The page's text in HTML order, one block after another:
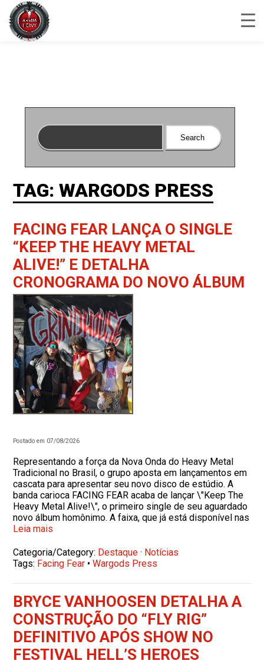
TAG: WARGODS PRESS
FACING FEAR LANÇA O SINGLE
“KEEP THE HEAVY METAL
ALIVE!” E DETALHA
CRONOGRAMA DO NOVO ÁLBUM
Postado em 07/08/2026
Representando a força da Nova Onda do Heavy Metal
Tradicional no Brasil, o grupo aposta em lançamentos em
cascata para apresentar seu novo disco de estúdio. A
banda carioca FACING FEAR acaba de lançar \"Keep The
Heavy Metal Alive!\", o primeiro single de seu aguardado
novo álbum homônimo. A faixa, que já está disponível nas
Leia mais
Categoria/Category: Destaque · Notícias
Tags: Facing Fear •Wargods Press
BRYCE VANHOOSEN DETALHA A
CONSTRUÇÃO DO “FLY RIG”
DEFINITIVO APÓS SHOW NO
FESTIVAL HELL’S HEROES